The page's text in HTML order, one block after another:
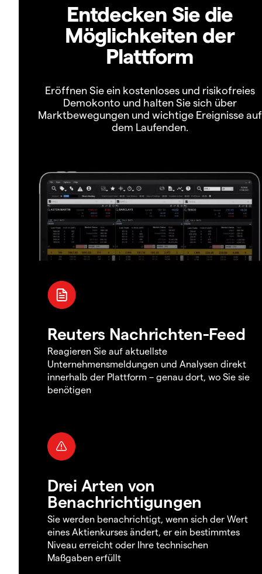
Entdecken Sie die
Möglichkeiten der
Plattform
Eröffnen Sie ein kostenloses und risikofreies
Demokonto und halten Sie sich über
Marktbewegungen und wichtige Ereignisse auf
dem Laufenden.
Reuters Nachrichten-Feed
Reagieren Sie auf aktuellste
Unternehmensmeldungen und Analysen direkt
innerhalb der Plattform – genau dort, wo Sie sie
benötigen
Drei Arten von
Benachrichtigungen
Sie werden benachrichtigt, wenn sich der Wert
eines Aktienkurses ändert, er ein bestimmtes
Niveau erreicht oder Ihre technischen
Maßgaben erfüllt